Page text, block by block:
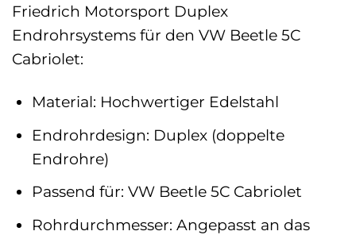
Friedrich Motorsport Duplex
Endrohrsystems für den VW Beetle 5C
Cabriolet:
Material: Hochwertiger Edelstahl
Endrohrdesign: Duplex (doppelte
Endrohre)
Passend für: VW Beetle 5C Cabriolet
Rohrdurchmesser: Angepasst an das